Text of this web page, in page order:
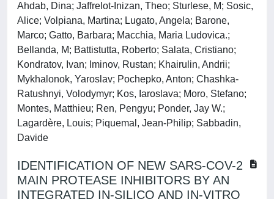
Ahdab, Dina; Jaffrelot-Inizan, Theo; Sturlese, M; Sosic,
Alice; Volpiana, Martina; Lugato, Angela; Barone,
Marco; Gatto, Barbara; Macchia, Maria Ludovica.;
Bellanda, M; Battistutta, Roberto; Salata, Cristiano;
Kondratov, Ivan; Iminov, Rustan; Khairulin, Andrii;
Mykhalonok, Yaroslav; Pochepko, Anton; Chashka-
Ratushnyi, Volodymyr; Kos, Iaroslava; Moro, Stefano;
Montes, Matthieu; Ren, Pengyu; Ponder, Jay W.;
Lagardère, Louis; Piquemal, Jean-Philip; Sabbadin,
Davide
IDENTIFICATION OF NEW SARS-COV-2
MAIN PROTEASE INHIBITORS BY AN
INTEGRATED IN-SILICO AND IN-VITRO